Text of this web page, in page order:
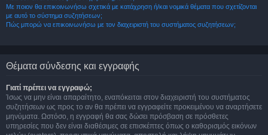
Με ποιον θα επικοινωνήσω σχετικά με κατάχρηση ή/και νομικά θέματα που σχετίζονται
με αυτό το σύστημα συζητήσεων;
Πώς μπορώ να επικοινωνήσω με τον διαχειριστή του συστήματος συζητήσεων;
Θέματα σύνδεσης και εγγραφής
Γιατί πρέπει να εγγραφώ;
Ίσως να μην είναι απαραίτητο, εναπόκειται στον διαχειριστή του συστήματος
συζητήσεων ως προς το αν θα πρέπει να εγγραφείτε προκειμένου να αναρτήσετε
μηνύματα. Ωστόσο, η εγγραφή θα σας δώσει πρόσβαση σε πρόσθετες
υπηρεσίες που δεν είναι διαθέσιμες σε επισκέπτες όπως ο καθορισμός εικόνων